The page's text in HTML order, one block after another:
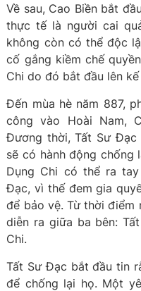
Về sau, Cao Biền bắt
thực tế là người cai
không còn có thể độc
cố gắng kiềm chế
Chi do đó bắt đầu lên
Đến mùa hè năm 887,
công vào Hoài Nam,
Đương thời, Tất Sư Đạc
sẽ có hành động chống
Dụng Chi có thể ra
Đạc, vì thế đem gia
để bảo vệ. Từ thời điểm
diễn ra giữa ba bên:
Chi.
Tất Sư Đạc bắt đầu tin
để chống lại họ. Một